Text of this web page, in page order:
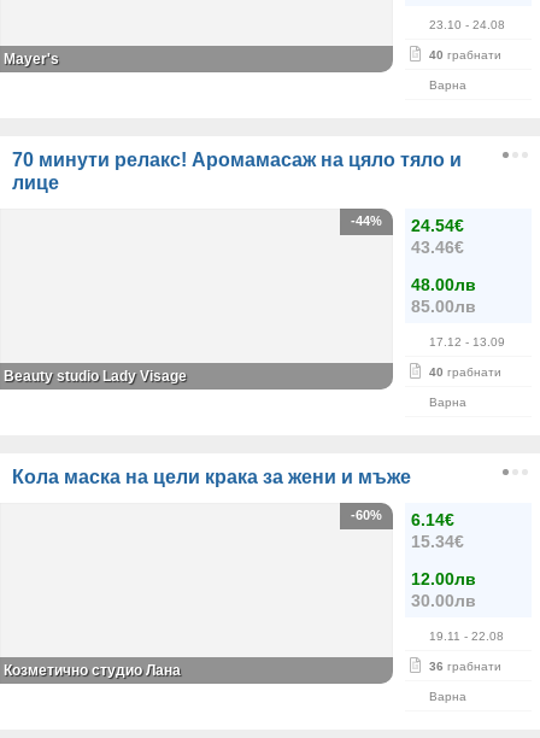
23.10 - 24.08
40 грабнати
Варна
Mayer's
70 минути релакс! Аромамасаж на цяло тяло и
лице
24.54€
43.46€
48.00лв
85.00лв
17.12 - 13.09
40 грабнати
Варна
-44%
Beauty studio Lady Visage
Кола маска на цели крака за жени и мъже
6.14€
15.34€
12.00лв
30.00лв
19.11 - 22.08
36 грабнати
Варна
-60%
Козметично студио Лана